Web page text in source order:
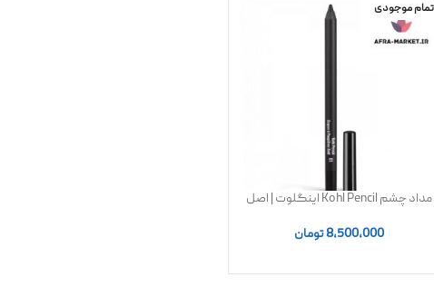
موجودی
مداد چشم Kohl Pencil اینگلوت | اصل
8,500,000تومان